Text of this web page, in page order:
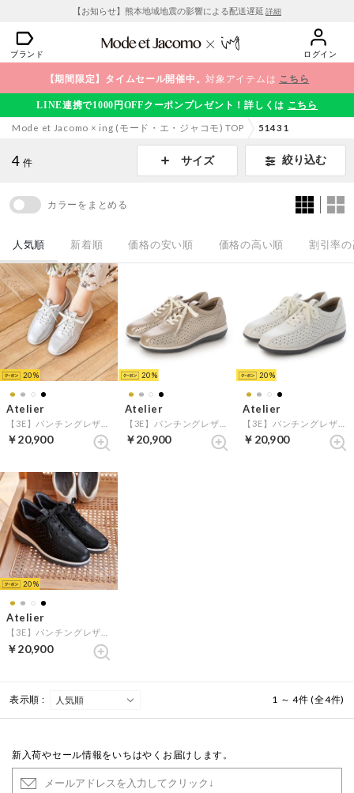
【お知らせ】熊本地域地震の影響による配送遅延 詳細
ブランド ログイン
【期間限定】タイムセール開催中。対象アイテムは こちら
LINE連携で1000円OFFクーポンプレゼント！詳しくは こちら
Mode et Jacomo × ing (モード・エ・ジャコモ) TOP 51431
4 件 サイズ 絞り込む
カラーをまとめる
人気順 新着順 価格の安い順 価格の高い順 割引率
20
Atelier
￥20,900
20
Atelier
￥20,900
20
Atelier
￥20,900
20
Atelier
￥20,900
表示順 : 1 ～ 4件 (全4件)
新入荷やセール情報をいちはやくお届けします。